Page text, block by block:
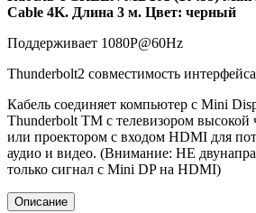
Cable 4K. Длина 3 м. Цвет: черный
Поддерживает 1080P@60Hz
Thunderbolt2 совместимость интерфейса
Кабель соединяет компьютер с Mini
Thunderbolt TM с телевизором высокой
или проектором с входом HDMI для
аудио и видео. (Внимание: НЕ
только сигнал с Mini DP на HDMI)
Описание